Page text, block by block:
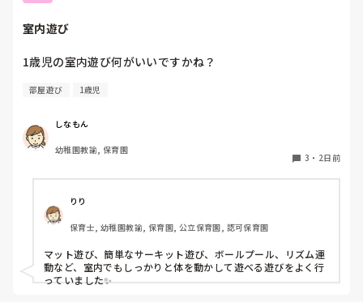
室内遊び
1歳児の室内遊び何がいいですかね？
部屋遊び 1歳児
しなもん
幼稚園教諭, 保育園
3 ・ 2日前
りり
保育士, 幼稚園教諭, 保育園, 公立保育園, 認可保育園
マット遊び、簡単なサーキット遊び、ボールプール、リズム運
動など、室内でもしっかりと体を動かして遊べる遊びをよく行
っていました✨